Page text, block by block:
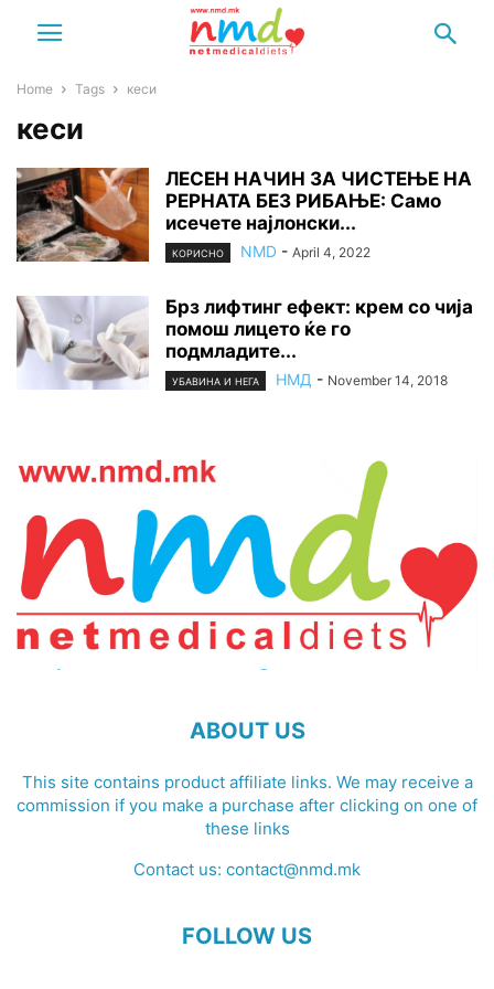
Home Tags кеси
кеси
ЛЕСЕН НАЧИН ЗА ЧИСТЕЊЕ НА
РЕРНАТА БЕЗ РИБАЊЕ: Само
исечете најлонски...
КОРИСНО NMD - April 4, 2022
Брз лифтинг ефект: крем со чија
помош лицето ќе го
подмладите...
УБАВИНА И НЕГА НМД - November 14, 2018
ABOUT US
This site contains product affiliate links. We may receive a
commission if you make a purchase after clicking on one of
these links
Contact us: contact@nmd.mk
FOLLOW US